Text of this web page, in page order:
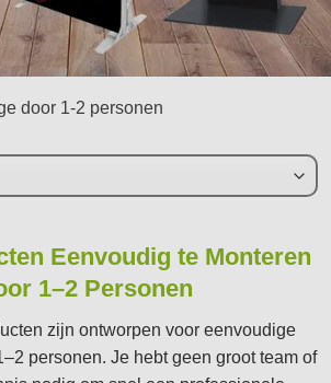
door 1-2 personen
Eenvoudig te Monteren
1–2 Personen
zijn ontworpen voor eenvoudige
personen. Je hebt geen groot team of